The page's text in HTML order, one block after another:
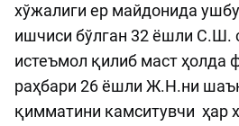
хўжалиги ер майдонида
ишчиси бўлган 32 ёшли С.Ш.
истеъмол қилиб маст ҳолда
раҳбари 26 ёшли Ж.Н.ни
қимматини камситувчи ҳар